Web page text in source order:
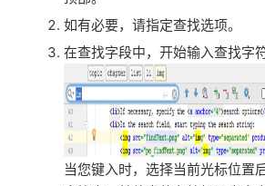
如有必要，请指定查找选项。
在查找字段中，开始输入查找字符
当您键入时，选择当前光标位置